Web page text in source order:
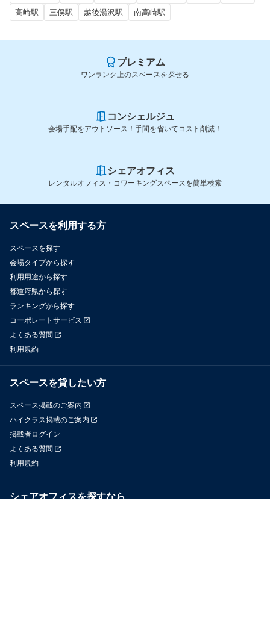
高崎駅
三俣駅 越後湯沢駅 南高崎駅
プレミアム
ワンランク上のスペースを探せる
コンシェルジュ
会場手配をアウトソース！手間を省いてコスト削減！
シェアオフィス
レンタルオフィス・コワーキングスペースを簡単検索
スペースを利用する方
スペースを探す
会場タイプから探す
利用用途から探す
都道府県から探す
ランキングから探す
コーポレートサービス
よくある質問
利用規約
スペースを貸したい方
スペース掲載のご案内
ハイクラス掲載のご案内
掲載者ログイン
よくある質問
利用規約
シェアオフィスを探すなら